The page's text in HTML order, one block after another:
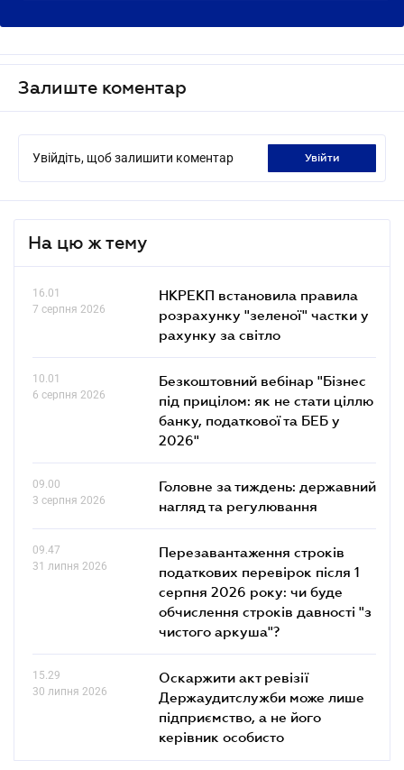
Залиште коментар
Увійдіть, щоб залишити коментар увійти
На цю ж тему
16.01
7 серпня 2026
НКРЕКП встановила правила
розрахунку "зеленої" частки у
рахунку за світло
10.01
6 серпня 2026
Безкоштовний вебінар "Бізнес
під прицілом: як не стати ціллю
банку, податкової та БЕБ у
2026"
09.00
3 серпня 2026
Головне за тиждень: державний
нагляд та регулювання
09.47
31 липня 2026
Перезавантаження строків
податкових перевірок після 1
серпня 2026 року: чи буде
обчислення строків давності "з
чистого аркуша"?
15.29
30 липня 2026
Оскаржити акт ревізії
Держаудитслужби може лише
підприємство, а не його
керівник особисто